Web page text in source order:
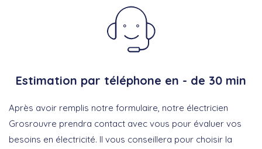
Estimation par téléphone en - de 30 min
Après avoir remplis notre formulaire, notre électricien
Grosrouvre prendra contact avec vous pour évaluer vos
besoins en électricité. Il vous conseillera pour choisir la